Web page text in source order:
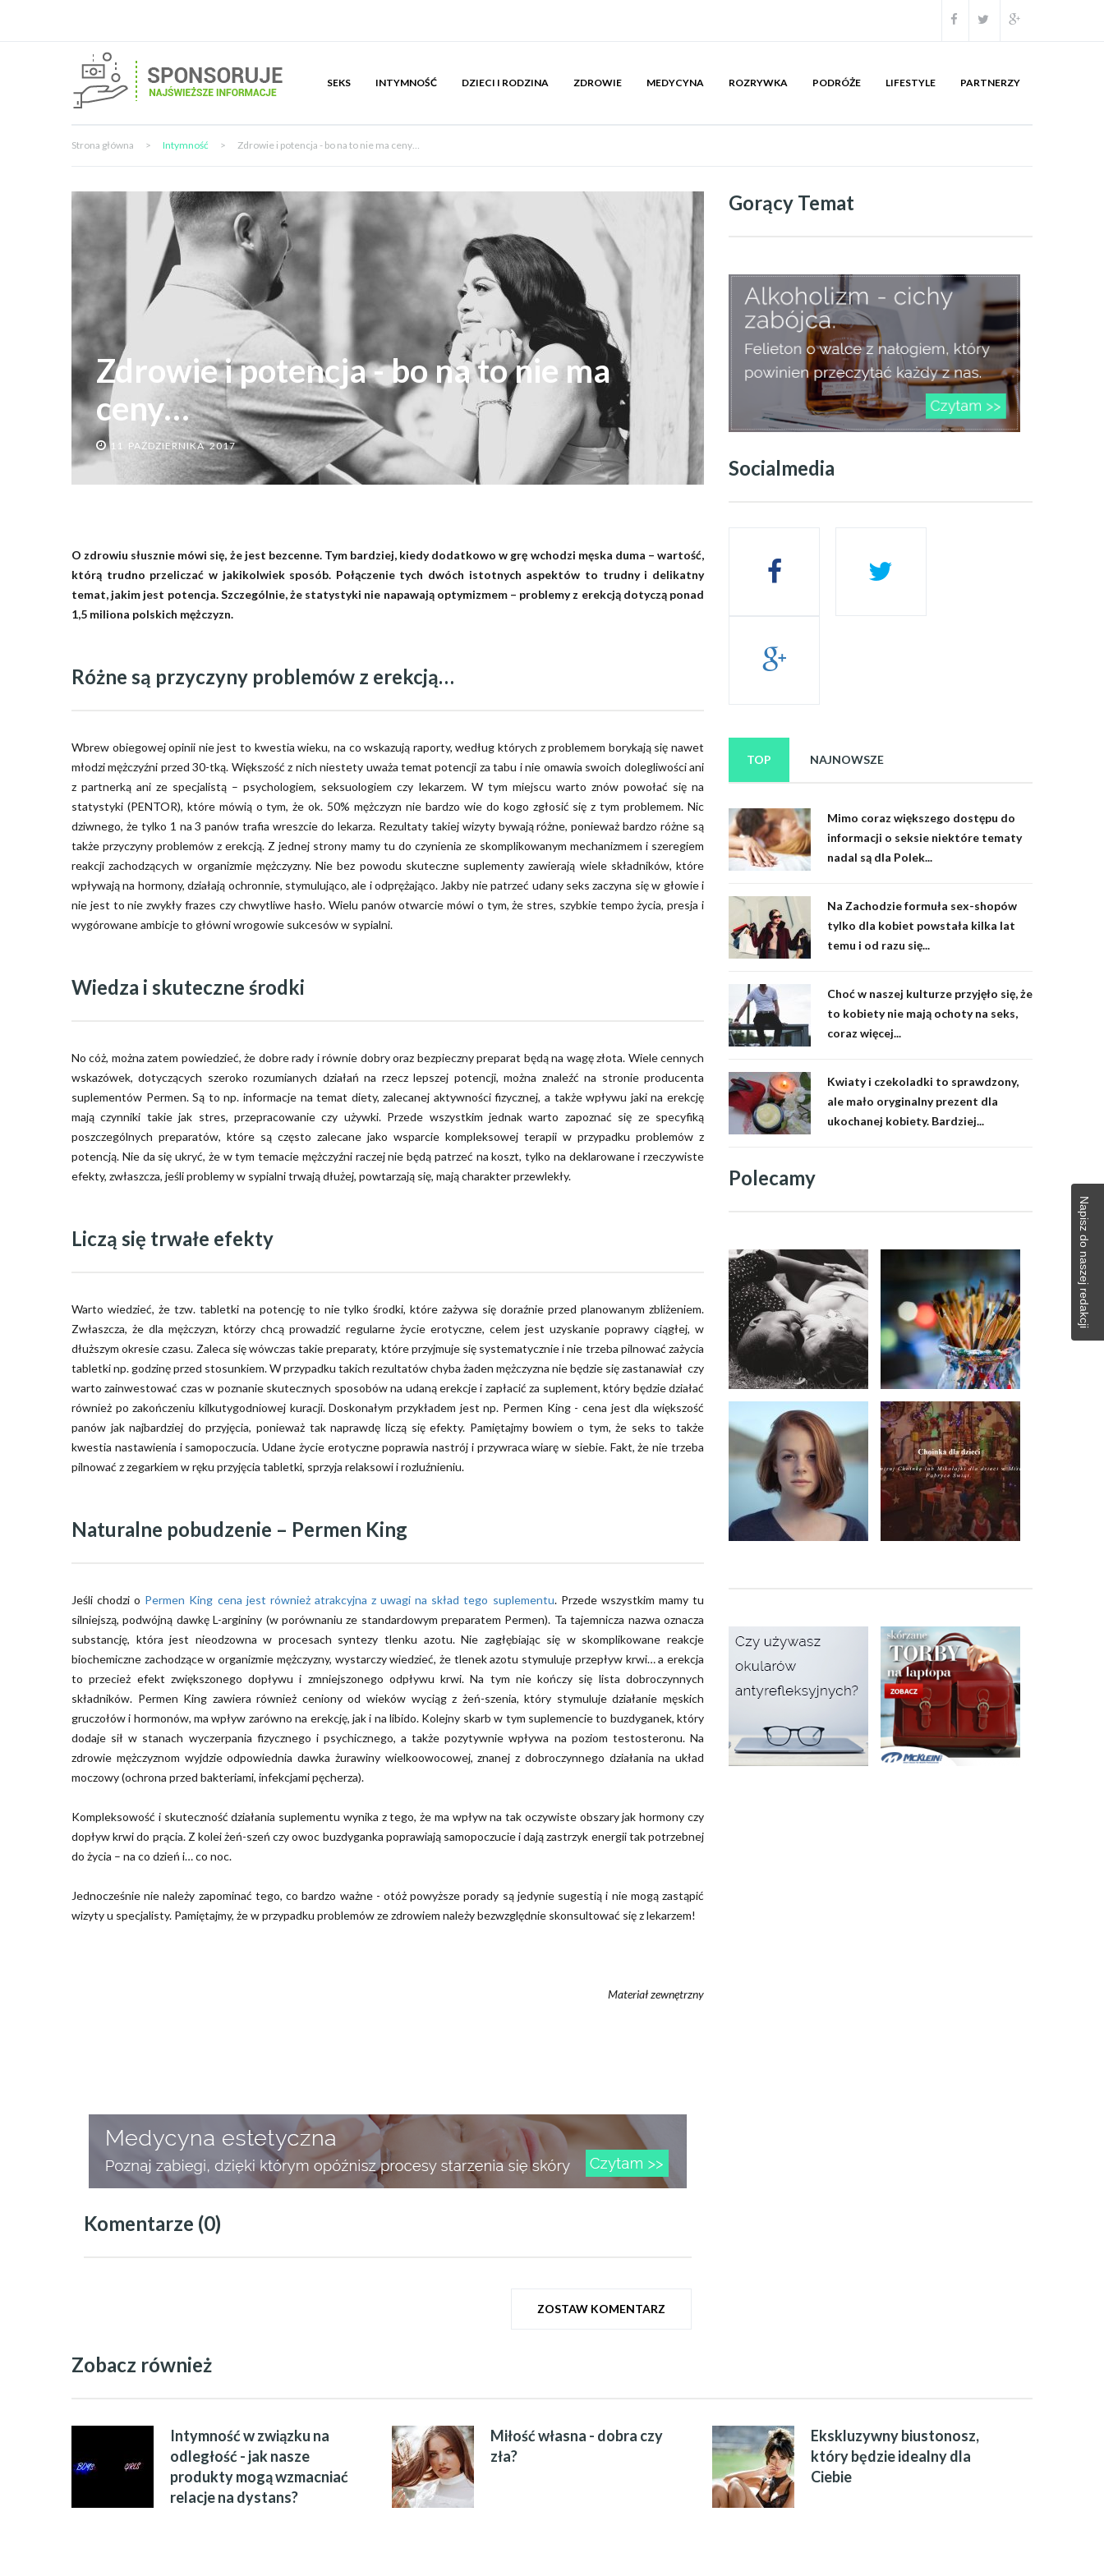
SEKS INTYMNOŚĆ DZIECI I RODZINA ZDROWIE MEDYCYNA ROZRYWKA PODRÓŻE LIFESTYLE PARTNERZY
Strona główna > Intymność > Zdrowie i potencja - bo na to nie ma ceny…
Zdrowie i potencja - bo na to nie ma
ceny…
11 PAŹDZIERNIKA 2017
O zdrowiu słusznie mówi się, że jest bezcenne. Tym bardziej, kiedy dodatkowo w grę wchodzi męska duma – wartość,
którą trudno przeliczać w jakikolwiek sposób. Połączenie tych dwóch istotnych aspektów to trudny i delikatny
temat, jakim jest potencja. Szczególnie, że statystyki nie napawają optymizmem – problemy z erekcją dotyczą ponad
1,5 miliona polskich mężczyzn.
Różne są przyczyny problemów z erekcją…
Wbrew obiegowej opinii nie jest to kwestia wieku, na co wskazują raporty, według których z problemem borykają się nawet
młodzi mężczyźni przed 30-tką. Większość z nich niestety uważa temat potencji za tabu i nie omawia swoich dolegliwości ani
z partnerką ani ze specjalistą – psychologiem, seksuologiem czy lekarzem. W tym miejscu warto znów powołać się na
statystyki (PENTOR), które mówią o tym, że ok. 50% mężczyzn nie bardzo wie do kogo zgłosić się z tym problemem. Nic
dziwnego, że tylko 1 na 3 panów trafia wreszcie do lekarza. Rezultaty takiej wizyty bywają różne, ponieważ bardzo różne są
także przyczyny problemów z erekcją. Z jednej strony mamy tu do czynienia ze skomplikowanym mechanizmem i szeregiem
reakcji zachodzących w organizmie mężczyzny. Nie bez powodu skuteczne suplementy zawierają wiele składników, które
wpływają na hormony, działają ochronnie, stymulująco, ale i odprężająco. Jakby nie patrzeć udany seks zaczyna się w głowie i
nie jest to nie zwykły frazes czy chwytliwe hasło. Wielu panów otwarcie mówi o tym, że stres, szybkie tempo życia, presja i
wygórowane ambicje to główni wrogowie sukcesów w sypialni.
Wiedza i skuteczne środki
No cóż, można zatem powiedzieć, że dobre rady i równie dobry oraz bezpieczny preparat będą na wagę złota. Wiele cennych
wskazówek, dotyczących szeroko rozumianych działań na rzecz lepszej potencji, można znaleźć na stronie producenta
suplementów Permen. Są to np. informacje na temat diety, zalecanej aktywności fizycznej, a także wpływu jaki na erekcję
mają czynniki takie jak stres, przepracowanie czy używki. Przede wszystkim jednak warto zapoznać się ze specyfiką
poszczególnych preparatów, które są często zalecane jako wsparcie kompleksowej terapii w przypadku problemów z
potencją. Nie da się ukryć, że w tym temacie mężczyźni raczej nie będą patrzeć na koszt, tylko na deklarowane i rzeczywiste
efekty, zwłaszcza, jeśli problemy w sypialni trwają dłużej, powtarzają się, mają charakter przewlekły.
Liczą się trwałe efekty
Warto wiedzieć, że tzw. tabletki na potencję to nie tylko środki, które zażywa się doraźnie przed planowanym zbliżeniem.
Zwłaszcza, że dla mężczyzn, którzy chcą prowadzić regularne życie erotyczne, celem jest uzyskanie poprawy ciągłej, w
dłuższym okresie czasu. Zaleca się wówczas takie preparaty, które przyjmuje się systematycznie i nie trzeba pilnować zażycia
tabletki np. godzinę przed stosunkiem. W przypadku takich rezultatów chyba żaden mężczyzna nie będzie się zastanawiał czy
warto zainwestować czas w poznanie skutecznych sposobów na udaną erekcje i zapłacić za suplement, który będzie działać
również po zakończeniu kilkutygodniowej kuracji. Doskonałym przykładem jest np. Permen King - cena jest dla większość
panów jak najbardziej do przyjęcia, ponieważ tak naprawdę liczą się efekty. Pamiętajmy bowiem o tym, że seks to także
kwestia nastawienia i samopoczucia. Udane życie erotyczne poprawia nastrój i przywraca wiarę w siebie. Fakt, że nie trzeba
pilnować z zegarkiem w ręku przyjęcia tabletki, sprzyja relaksowi i rozluźnieniu.
Naturalne pobudzenie – Permen King
Jeśli chodzi o Permen King cena jest również atrakcyjna z uwagi na skład tego suplementu. Przede wszystkim mamy tu
silniejszą, podwójną dawkę L-argininy (w porównaniu ze standardowym preparatem Permen). Ta tajemnicza nazwa oznacza
substancję, która jest nieodzowna w procesach syntezy tlenku azotu. Nie zagłębiając się w skomplikowane reakcje
biochemiczne zachodzące w organizmie mężczyzny, wystarczy wiedzieć, że tlenek azotu stymuluje przepływ krwi… a erekcja
to przecież efekt zwiększonego dopływu i zmniejszonego odpływu krwi. Na tym nie kończy się lista dobroczynnych
składników. Permen King zawiera również ceniony od wieków wyciąg z żeń-szenia, który stymuluje działanie męskich
gruczołów i hormonów, ma wpływ zarówno na erekcję, jak i na libido. Kolejny skarb w tym suplemencie to buzdyganek, który
dodaje sił w stanach wyczerpania fizycznego i psychicznego, a także pozytywnie wpływa na poziom testosteronu. Na
zdrowie mężczyznom wyjdzie odpowiednia dawka żurawiny wielkoowocowej, znanej z dobroczynnego działania na układ
moczowy (ochrona przed bakteriami, infekcjami pęcherza).
Kompleksowość i skuteczność działania suplementu wynika z tego, że ma wpływ na tak oczywiste obszary jak hormony czy
dopływ krwi do prącia. Z kolei żeń-szeń czy owoc buzdyganka poprawiają samopoczucie i dają zastrzyk energii tak potrzebnej
do życia – na co dzień i… co noc.
Jednocześnie nie należy zapominać tego, co bardzo ważne - otóż powyższe porady są jedynie sugestią i nie mogą zastąpić
wizyty u specjalisty. Pamiętajmy, że w przypadku problemów ze zdrowiem należy bezwzględnie skonsultować się z lekarzem!
Materiał zewnętrzny
Komentarze (0)
ZOSTAW KOMENTARZ
Gorący Temat
Socialmedia
TOP
Mimo coraz większego dostępu do
informacji o seksie niektóre tematy
nadal są dla Polek...
Na Zachodzie formuła sex-shopów
tylko dla kobiet powstała kilka lat
temu i od razu się...
Choć w naszej kulturze przyjęło się, że
to kobiety nie mają ochoty na seks,
coraz więcej...
Kwiaty i czekoladki to sprawdzony,
ale mało oryginalny prezent dla
ukochanej kobiety. Bardziej...
NAJNOWSZE
Polecamy
Zobacz również
Intymność w związku na
odległość - jak nasze
produkty mogą wzmacniać
relacje na dystans?
Miłość własna - dobra czy
zła?
Ekskluzywny biustonosz,
który będzie idealny dla
Ciebie
Napisz do naszej redakcji